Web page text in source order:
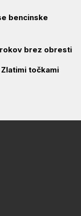
bencinske
brez obresti
točkami